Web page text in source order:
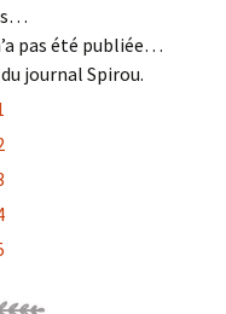
pas été publiée…
journal Spirou.